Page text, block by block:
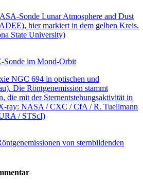
im Mond-Orbit
von sternbildenden